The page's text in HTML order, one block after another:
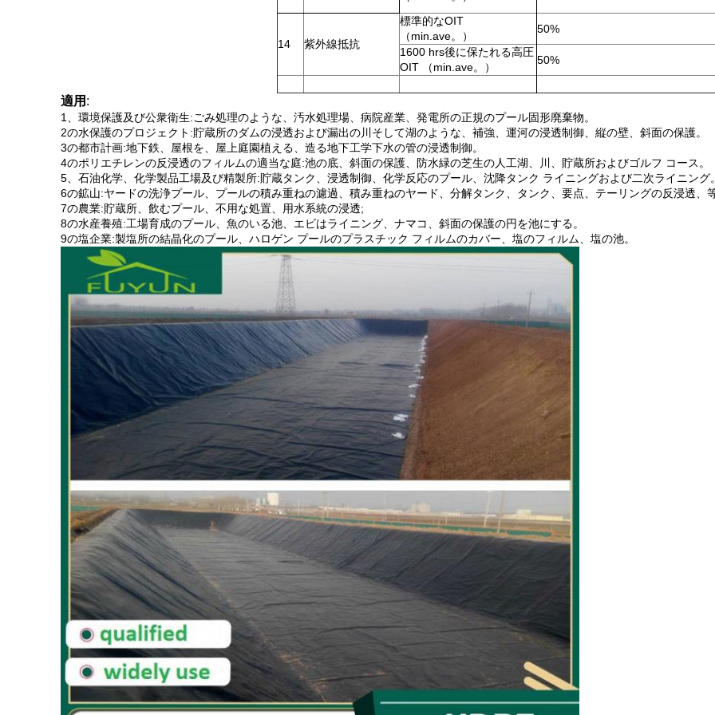
14 紫外線抵抗
標準的なOIT
（min.ave。）
50%
1600 hrs後に保たれる高圧
OIT （min.ave。）
50%
適用 :
1、環境保護及び公衆衛生:ごみ処理のような、汚水処理場、病院産業、発電所の正規のプール固形廃棄物。
2の水保護のプロジェクト:貯蔵所のダムの浸透および漏出の川そして湖のような、補強、運河の浸透制御、縦の壁、斜面の保護。
3の都市計画:地下鉄、屋根を、屋上庭園植える、造る地下工学下水の管の浸透制御。
4のポリエチレンの反浸透のフィルムの適当な庭:池の底、斜面の保護、防水緑の芝生の人工湖、川、貯蔵所およびゴルフ コース。
5、石油化学、化学製品工場及び精製所:貯蔵タンク、浸透制御、化学反応のプール、沈降タンク ライニングおよび二次ライニング
6の鉱山:ヤードの洗浄プール、プールの積み重ねの濾過、積み重ねのヤード、分解タンク、タンク、要点、テーリングの反浸透、
7の農業:貯蔵所、飲むプール、不用な処置、用水系統の浸透;
8の水産養殖:工場育成のプール、魚のいる池、エビはライニング、ナマコ、斜面の保護の円を池にする。
9の塩企業:製塩所の結晶化のプール、ハロゲン プールのプラスチック フィルムのカバー、塩のフィルム、塩の池。